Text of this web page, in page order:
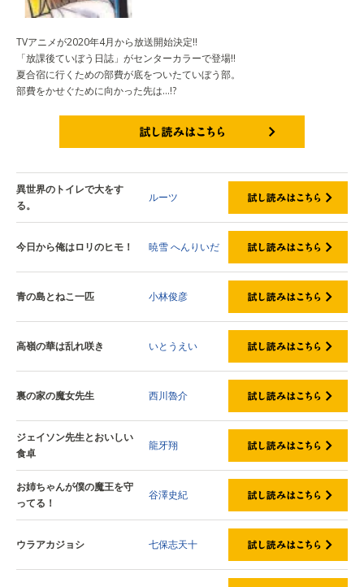
TVアニメが2020年4月から放送開始決定!!
「放課後ていぼう日誌」がセンターカラーで登場‼
夏合宿に行くための部費が底をついたていぼう部。
部費をかせぐために向かった先は…!?
異世界のトイレで大をす
る。
ルーツ
今日から俺はロリのヒモ！ 暁雪へんりいだ
青の島とねこ一匹 小林俊彦
高嶺の華は乱れ咲き いとうえい
裏の家の魔女先生 西川魯介
ジェイソン先生とおいしい
食卓
龍牙翔
お姉ちゃんが僕の魔王を守
ってる！
谷澤史紀
ウラアカジョシ 七保志天十